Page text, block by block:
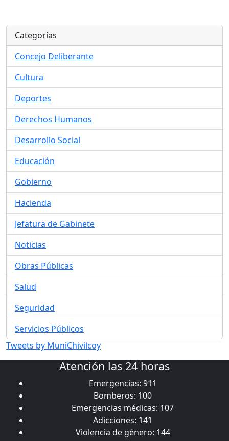
Categorías
Concejo Deliberante
Cultura
Deportes
Derechos Humanos
Desarrollo Social
Educación
Gobierno
Hacienda
Jefatura de Gabinete
Noticias
Obras Públicas
Salud
Seguridad
Servicios Públicos
Tweets by MuniChivilcoy
Atención las 24 horas
Emergencias: 911
Bomberos: 100
Emergencias médicas: 107
Adicciones: 141
Violencia de género: 144